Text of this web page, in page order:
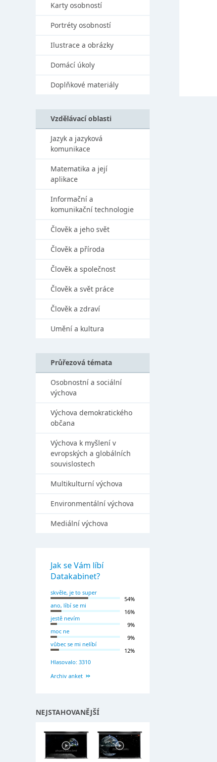
Karty osobností
Portréty osobností
Ilustrace a obrázky
Domácí úkoly
Doplňkové materiály
Vzdělávací oblasti
Jazyk a jazyková
komunikace
Matematika a její
aplikace
Informační a
komunikační technologie
Člověk a jeho svět
Člověk a příroda
Člověk a společnost
Člověk a svět práce
Člověk a zdraví
Umění a kultura
Průřezová témata
Osobnostní a sociální
výchova
Výchova demokratického
občana
Výchova k myšlení v
evropských a globálních
souvislostech
Multikulturní výchova
Environmentální výchova
Mediální výchova
Jak se Vám líbí
Datakabinet?
skvěle, je to super
54%
ano, líbí se mi
16%
jestě nevím
9%
moc ne
9%
vůbec se mi nelíbí
12%
Hlasovalo: 3310
Archiv anket
NEJSTAHOVANĚJŠÍ